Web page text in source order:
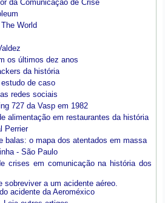
da Comunicação de Crise
World
os últimos dez anos
da história
de caso
redes sociais
727 da Vasp em 1982
alimentação em restaurantes da história
Perrier
balas: o mapa dos atentados em massa
- São Paulo
crises em comunicação na história dos
sobreviver a um acidente aéreo.
acidente da Aeroméxico